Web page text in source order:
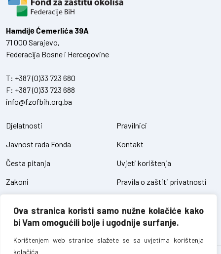
Ova stranica koristi samo nužne kolačiće kako
bi Vam omogućili bolje i ugodnije surfanje.
Korištenjem web stranice slažete se sa uvjetima korištenja
kolačića
Hamdiје Ćemerlića 39A
71 000 Sarajevo,
Federacija Bosne i Hercegovine
T: +387 (0)33 723 680
F: +387 (0)33 723 688
info@fzofbih.org.ba
Djelatnosti
Javnost rada Fonda
Česta pitanja
Zakoni
Pravilnici
Kontakt
Uvjeti korištenja
Pravila o zaštiti privatnosti
Pristup informacijama